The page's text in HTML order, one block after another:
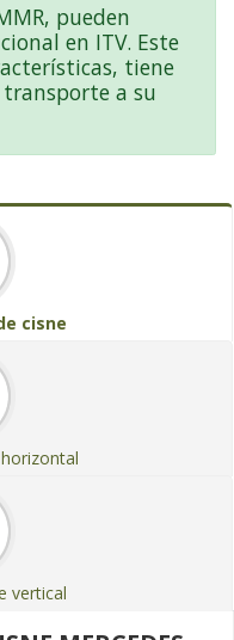
pueden
en ITV. Este
tiene
a su
cisne
vertical